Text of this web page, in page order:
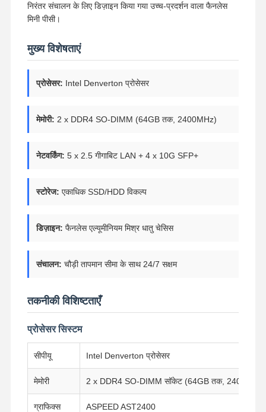
निरंतर संचालन के लिए डिज़ाइन किया गया उच्च-प्रदर्शन वाला फैनलेस
मिनी पीसी।
मुख्य विशेषताएं
प्रोसेसर: Intel Denverton प्रोसेसर
मेमोरी: 2 x DDR4 SO-DIMM (64GB तक, 2400MHz)
नेटवर्किंग: 5 x 2.5 गीगाबिट LAN + 4 x 10G SFP+
स्टोरेज: एकाधिक SSD/HDD विकल्प
डिज़ाइन: फैनलेस एल्यूमीनियम मिश्र धातु चेसिस
संचालन: चौड़ी तापमान सीमा के साथ 24/7 सक्षम
तकनीकी विशिष्टताएँ
प्रोसेसर सिस्टम
सीपीयू Intel Denverton प्रोसेसर
मेमोरी 2 x DDR4 SO-DIMM सॉकेट (64GB तक, 2400MHz)
ग्राफिक्स ASPEED AST2400